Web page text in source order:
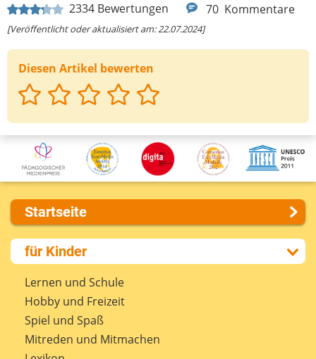
2334 Bewertungen 70 Kommentare
[Veröffentlicht oder aktualisiert am: 22.07.2024]
Diesen Artikel bewerten
Startseite
Über uns
Presse
Kontakt
Impressum
Internet-ABC Sitemap
Barrierefreiheit
für Kinder
Lernen und Schule
Hobby und Freizeit
Spiel und Spaß
Mitreden und Mitmachen